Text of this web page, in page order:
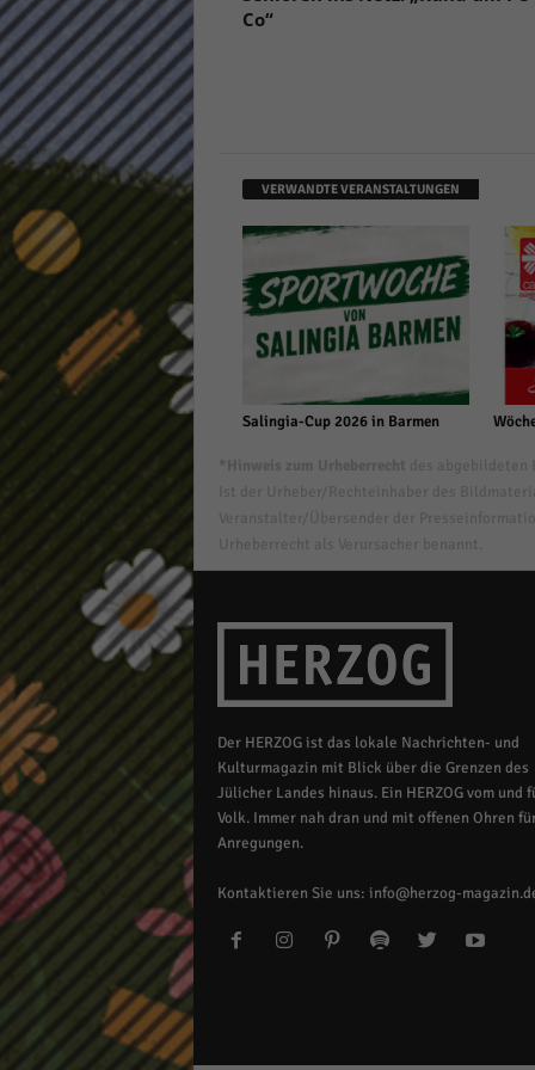
Co“
VERWANDTE VERANSTALTUNGEN
Salingia-Cup 2026 in Barmen
Der HERZOG ist das lokale Nachrichten- und
Kulturmagazin mit Blick über die Grenzen des
Jülicher Landes hinaus. Ein HERZOG vom und
Volk. Immer nah dran und mit offenen Ohren
Anregungen.
Kontaktieren Sie uns: info@herzog-